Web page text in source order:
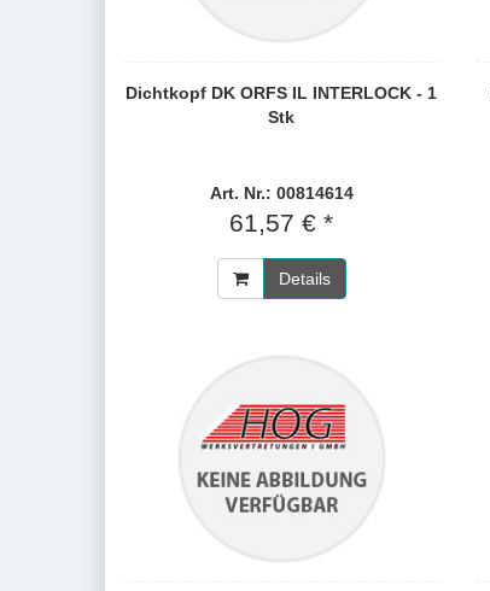
Dichtkopf DK ORFS IL INTERLOCK - 1
Stk
Art. Nr.: 00814614
61,57 € *
Details